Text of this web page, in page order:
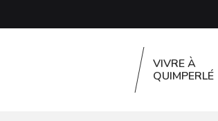
VIVRE À
QUIMPERLÉ